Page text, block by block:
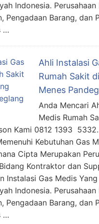
Indonesia.
Pengadaan Barang, dan
…
Ahli Instalasi
Rumah Sakit
Menes
Anda Mencari
Medis Rumah
Kami 0812 1393
Kebutuhan Gas
Cipta Merupakan
Kontraktor dan
Instalasi Gas Medis
Indonesia.
Pengadaan Barang, dan
…